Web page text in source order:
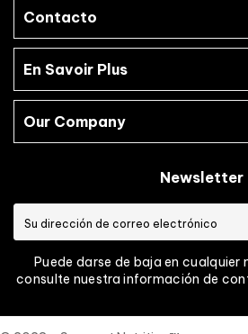
Contacto
En Savoir Plus
Our Company
Newsletter
Puede darse de baja en cualquier
consulte nuestra información de